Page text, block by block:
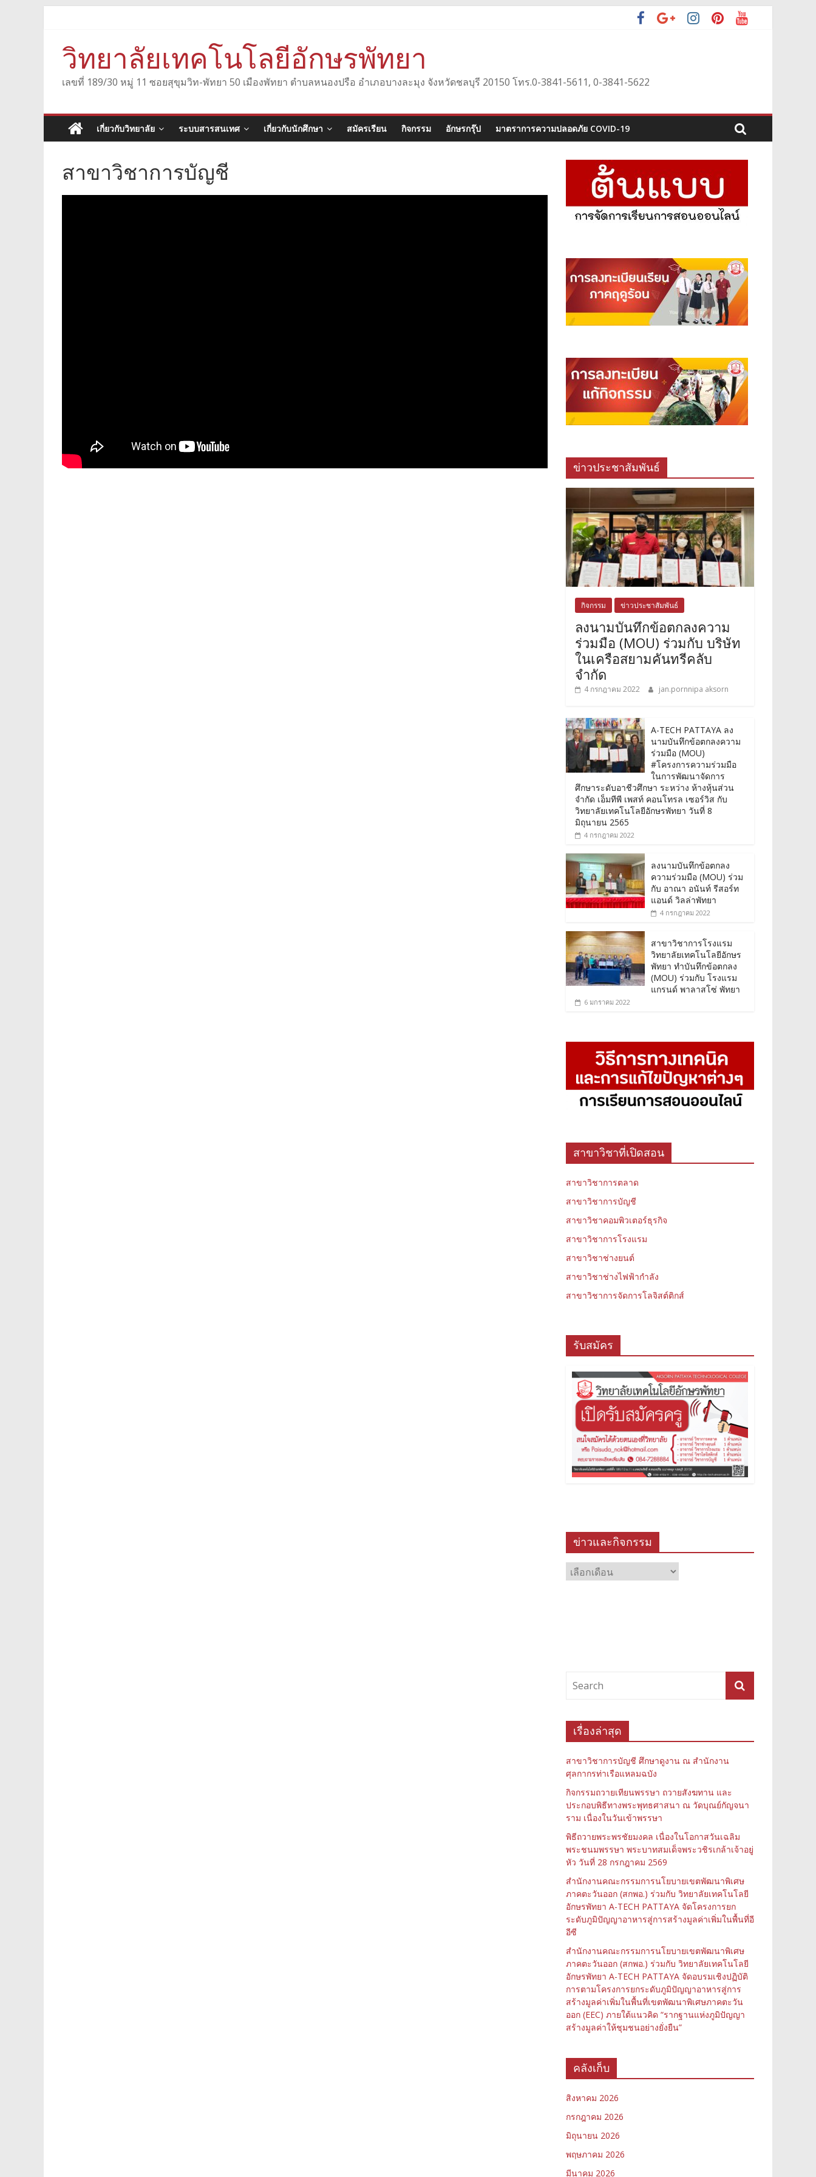
contentวิทยาลัยเทคโนโลยีอักษรพัทยา
เลขที่ 189/30 หมู่ 11 ซอยสุขุมวิท-พัทยา 50 เมืองพัทยา ตำบลหนองปรือ อำเภอบางละมุง จังหวัดชลบุรี 20150 โทร.0-3841-5611, 0-3841-5622
เกี่ยวกับวิทยาลัย ระบบสารสนเทศ เกี่ยวกับนักศึกษา สมัครเรียน กิจกรรม อักษรกรุ๊ป มาตราการความปลอดภัย COVID-19
สาขาวิชาการบัญชี
ข่าวประชาสัมพันธ์
กิจกรรม ข่าวประชาสัมพันธ์
ลงนามบันทึกข้อตกลงความ
ร่วมมือ (MOU) ร่วมกับ บริษัท
ในเครือสยามคันทรีคลับ
จำกัด
4 กรกฎาคม 2022 jan.pornnipa aksorn
A-TECH PATTAYA ลง
นามบันทึกข้อตกลงความ
ร่วมมือ (MOU)
#โครงการความร่วมมือ
ในการพัฒนาจัดการ
ศึกษาระดับอาชีวศึกษา ระหว่าง ห้างหุ้นส่วน
จำกัด เอ็มทีพี เพสท์ คอนโทรล เซอร์วิส กับ
วิทยาลัยเทคโนโลยีอักษรพัทยา วันที่ 8
มิถุนายน 2565
4 กรกฎาคม 2022
ลงนามบันทึกข้อตกลง
ความร่วมมือ (MOU) ร่วม
กับ อาณา อนันท์ รีสอร์ท
แอนด์ วิลล่าพัทยา
4 กรกฎาคม 2022
สาขาวิชาการโรงแรม
วิทยาลัยเทคโนโลยีอักษร
พัทยา ทำบันทึกข้อตกลง
(MOU) ร่วมกับ โรงแรม
แกรนด์ พาลาสโซ่ พัทยา
6 มกราคม 2022
สาขาวิชาที่เปิดสอน
สาขาวิชาการตลาด
สาขาวิชาการบัญชี
สาขาวิชาคอมพิวเตอร์ธุรกิจ
สาขาวิชาการโรงแรม
สาขาวิชาช่างยนต์
สาขาวิชาช่างไฟฟ้ากำลัง
สาขาวิชาการจัดการโลจิสต์ติกส์
รับสมัคร
ข่าวและกิจกรรม
ข่าว
และ
เรื่องล่าสุด
สาขาวิชาการบัญชี ศึกษาดูงาน ณ สำนักงาน
ศุลกากรท่าเรือแหลมฉบัง
กิจกรรมถวายเทียนพรรษา ถวายสังฆทาน และ
ประกอบพิธีทางพระพุทธศาสนา ณ วัดบุณย์กัญจนา
ราม เนื่องในวันเข้าพรรษา
พิธีถวายพระพรชัยมงคล เนื่องในโอกาสวันเฉลิม
พระชนมพรรษา พระบาทสมเด็จพระวชิรเกล้าเจ้าอยู่
หัว วันที่ 28 กรกฎาคม 2569
สำนักงานคณะกรรมการนโยบายเขตพัฒนาพิเศษ
ภาคตะวันออก (สกพอ.) ร่วมกับ วิทยาลัยเทคโนโลยี
อักษรพัทยา A-TECH PATTAYA จัดโครงการยก
ระดับภูมิปัญญาอาหารสู่การสร้างมูลค่าเพิ่มในพื้นที่อี
อีซี
สำนักงานคณะกรรมการนโยบายเขตพัฒนาพิเศษ
ภาคตะวันออก (สกพอ.) ร่วมกับ วิทยาลัยเทคโนโลยี
อักษรพัทยา A-TECH PATTAYA จัดอบรมเชิงปฏิบัติ
การตามโครงการยกระดับภูมิปัญญาอาหารสู่การ
สร้างมูลค่าเพิ่มในพื้นที่เขตพัฒนาพิเศษภาคตะวัน
ออก (EEC) ภายใต้แนวคิด “รากฐานแห่งภูมิปัญญา
สร้างมูลค่าให้ชุมชนอย่างยั่งยืน”
คลังเก็บ
สิงหาคม 2026
กรกฎาคม 2026
มิถุนายน 2026
พฤษภาคม 2026
มีนาคม 2026